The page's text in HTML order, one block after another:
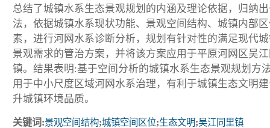
总结了城镇水系生态景观规划的内涵及理论依据，归纳
法，依据城镇水系现状功能、景观空间结构、城镇内部
素，进行河网水系诊断分析，规划有针对性的满足现代
景观需求的管治方案，并将该方案应用于平原河网区吴
镇。结果表明:基于空间分析的城镇水系生态景观规划方
用于中小尺度区域河网水系治理，有利于城镇生态文明
升城镇环境品质。
关键词:景观空间结构;城镇空间区位;生态文明;吴江同里镇